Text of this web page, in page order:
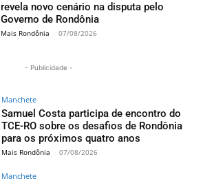
revela novo cenário na disputa pelo
Governo de Rondônia
Mais Rondônia - 07/08/2026
- Publicidade -
Manchete
Samuel Costa participa de encontro do
TCE-RO sobre os desafios de Rondônia
para os próximos quatro anos
Mais Rondônia - 07/08/2026
Manchete